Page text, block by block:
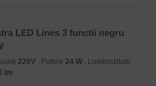
LED Lines 3 functii negru
220V , Putere 24 W , Luminozitate
lm